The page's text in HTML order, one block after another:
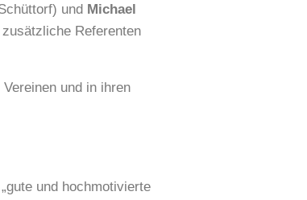
und Michael
Referenten
und in ihren
und hochmotivierte